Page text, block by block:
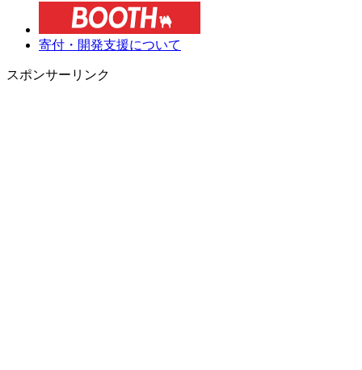
寄付・開発支援について
スポンサーリンク